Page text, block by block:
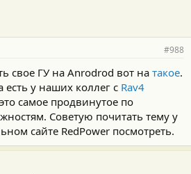
#988
свое ГУ на Anrodrod вот на такое.
у наших коллег с Rav4
самое продвинутое по
Советую почитать тему у
сайте RedPower посмотреть.